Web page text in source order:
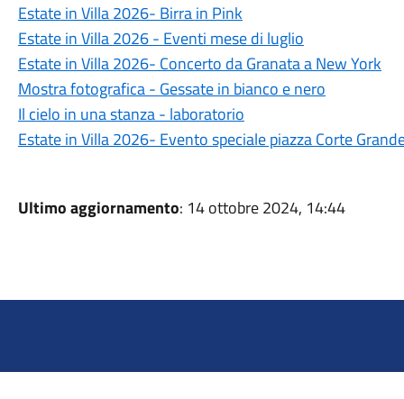
Estate in Villa 2026- Birra in Pink
Estate in Villa 2026 - Eventi mese di luglio
Estate in Villa 2026- Concerto da Granata a New York
Mostra fotografica - Gessate in bianco e nero
Il cielo in una stanza - laboratorio
Estate in Villa 2026- Evento speciale piazza Corte
Ultimo aggiornamento: 14 ottobre 2024, 14:44